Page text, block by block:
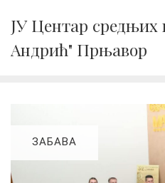
content
ЈУ Центар
Андрић" Прњавор
ЗАБАВА